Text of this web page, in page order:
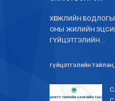
ХӨГЖЛИЙН
ОНЫ ЖИЛИЙН
ГҮЙЦЭТГЭЛИЙН...
гүйцэтгэлийн